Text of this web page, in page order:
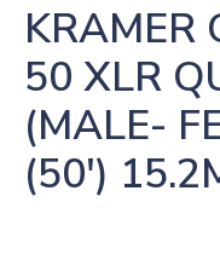
KRAMER
50 XLR
(MALE-
(50′)